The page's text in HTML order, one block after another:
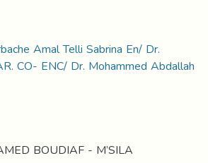
Amal Telli Sabrina En/ Dr.
CO- ENC/ Dr. Mohammed Abdallah
BOUDIAF - M’SILA